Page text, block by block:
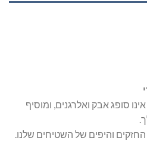
סופג אבק ואלרגנים, ומוסיף
והיפים של השטיחים שלנו.